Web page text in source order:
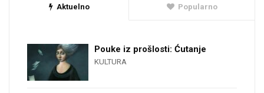
Aktuelno Popularno
Pouke iz prošlosti: Ćutanje
KULTURA